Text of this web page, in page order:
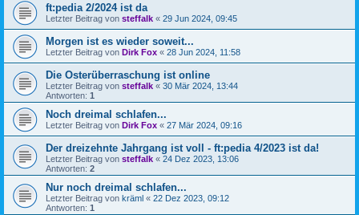
ft:pedia 2/2024 ist da
Letzter Beitrag von steffalk « 29 Jun 2024, 09:45
Morgen ist es wieder soweit...
Letzter Beitrag von Dirk Fox « 28 Jun 2024, 11:58
Die Osterüberraschung ist online
Letzter Beitrag von steffalk « 30 Mär 2024, 13:44
Antworten: 1
Noch dreimal schlafen...
Letzter Beitrag von Dirk Fox « 27 Mär 2024, 09:16
Der dreizehnte Jahrgang ist voll - ft:pedia 4/2023 ist da!
Letzter Beitrag von steffalk « 24 Dez 2023, 13:06
Antworten: 2
Nur noch dreimal schlafen...
Letzter Beitrag von kräml « 22 Dez 2023, 09:12
Antworten: 1